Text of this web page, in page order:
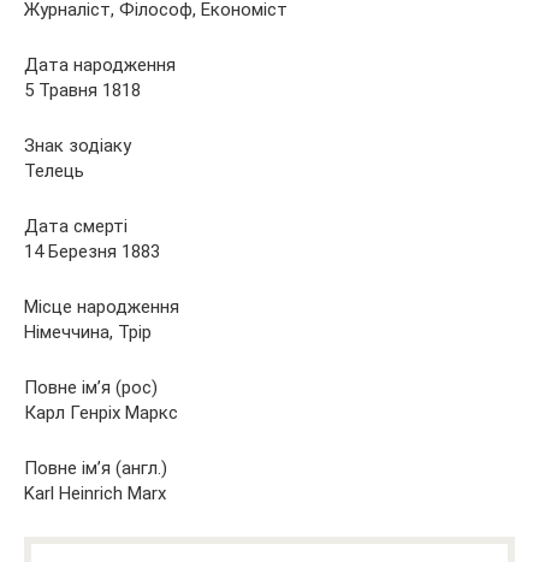
Журналіст, Філософ, Економіст
Дата народження
5 Травня 1818
Знак зодіаку
Телець
Дата смерті
14 Березня 1883
Місце народження
Німеччина, Трір
Повне ім’я (рос)
Карл Генріх Маркс
Повне ім’я (англ.)
Karl Heinrich Marx